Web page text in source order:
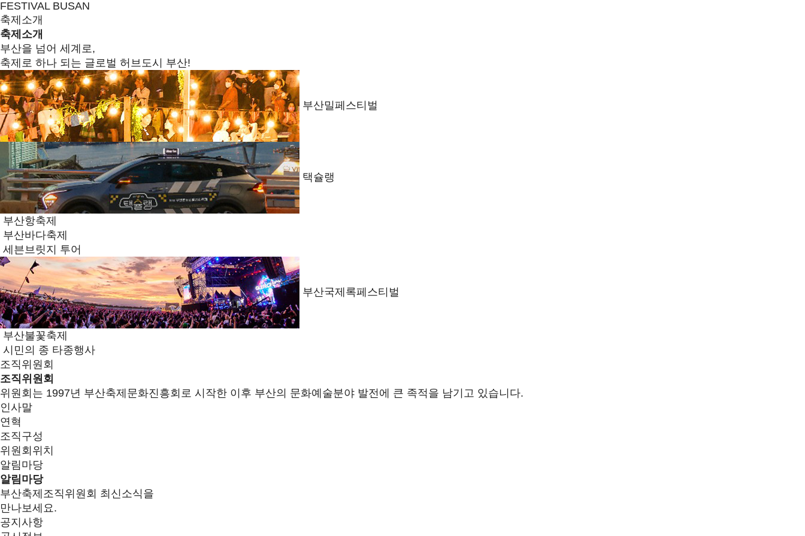
FESTIVAL BUSAN
축제소개
축제소개
부산을 넘어 세계로,
축제로 하나 되는 글로벌 허브도시 부산!
부산밀페스티벌
택슐랭
부산항축제
부산바다축제
세븐브릿지 투어
부산국제록페스티벌
부산불꽃축제
시민의 종 타종행사
조직위원회
조직위원회
위원회는 1997년 부산축제문화진흥회로 시작한 이후 부산의 문화예술분야 발전에 큰 족적을 남기고 있습니다.
인사말
연혁
조직구성
위원회위치
알림마당
알림마당
부산축제조직위원회 최신소식을
만나보세요.
공지사항